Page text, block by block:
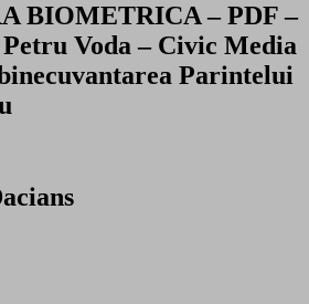
BIOMETRICA – PDF –
Voda – Civic Media
Parintelui